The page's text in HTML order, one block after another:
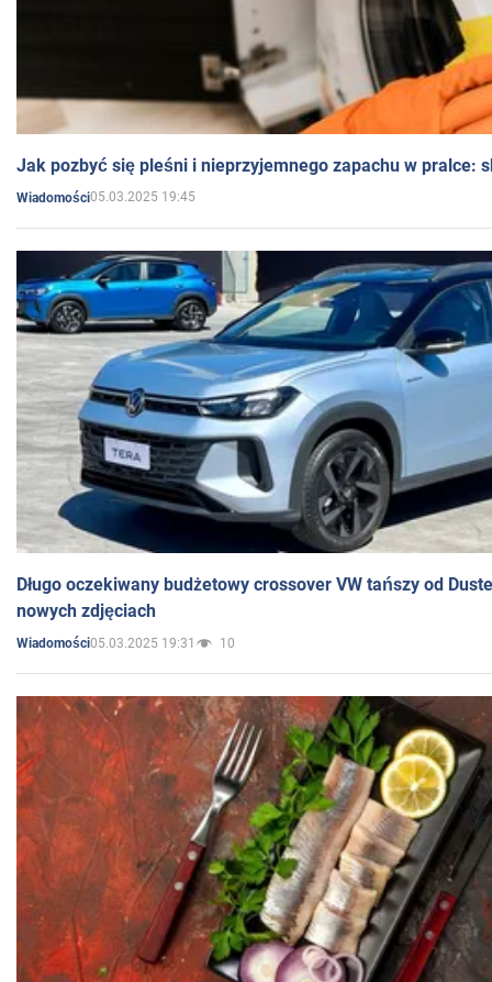
Jak pozbyć się pleśni i nieprzyjemnego zapachu w pralce:
Wiadomości05.03.2025 19:45
Długo oczekiwany budżetowy crossover VW tańszy od
nowych zdjęciach
Wiadomości05.03.2025 19:31 10